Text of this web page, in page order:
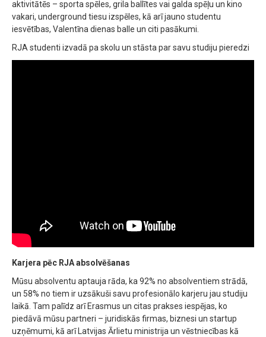
aktivitātēs – sporta spēles, grila ballītes vai galda spēļu un kino
vakari, underground tiesu izspēles, kā arī jauno studentu
iesvētības, Valentīna dienas balle un citi pasākumi.
RJA studenti izvadā pa skolu un stāsta par savu studiju pieredzi
Karjera pēc RJA absolvēšanas
Mūsu absolventu aptauja rāda, ka 92% no absolventiem strādā,
un 58% no tiem ir uzsākuši savu profesionālo karjeru jau studiju
laikā. Tam palīdz arī Erasmus un citas prakses iespējas, ko
piedāvā mūsu partneri – juridiskās firmas, biznesi un startup
uzņēmumi, kā arī Latvijas Ārlietu ministrija un vēstniecības kā